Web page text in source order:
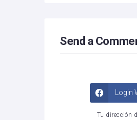
Send a
Login
Tu dirección